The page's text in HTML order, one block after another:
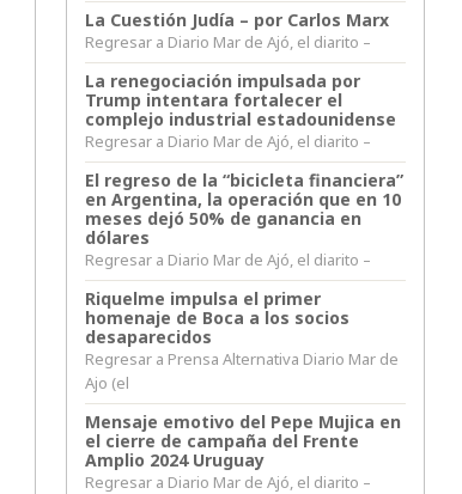
La Cuestión Judía – por Carlos Marx
Regresar a Diario Mar de Ajó, el diarito –
La renegociación impulsada por
Trump intentara fortalecer el
complejo industrial estadounidense
Regresar a Diario Mar de Ajó, el diarito –
El regreso de la “bicicleta financiera”
en Argentina, la operación que en 10
meses dejó 50% de ganancia en
dólares
Regresar a Diario Mar de Ajó, el diarito –
Riquelme impulsa el primer
homenaje de Boca a los socios
desaparecidos
Regresar a Prensa Alternativa Diario Mar de
Ajo (el
Mensaje emotivo del Pepe Mujica en
el cierre de campaña del Frente
Amplio 2024 Uruguay
Regresar a Diario Mar de Ajó, el diarito –